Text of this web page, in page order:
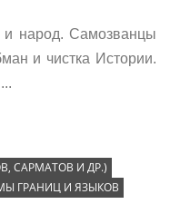
и народ. Самозванцы
и чистка Истории.
САРМАТОВ И ДР.)
ГРАНИЦ И ЯЗЫКОВ